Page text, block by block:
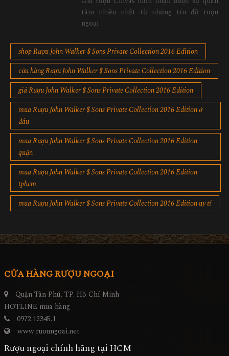
tâm nhiều nhất từ những tín đồ rượu
ngoại
shop Rượu John Walker $ Sons Private Collection 2016 Edition
cửa hàng Rượu John Walker $ Sons Private Collection 2016 Edition
giá Rượu John Walker $ Sons Private Collection 2016 Edition
mua Rượu John Walker $ Sons Private Collection 2016 Edition ở
đâu
mua Rượu John Walker $ Sons Private Collection 2016 Edition
quận
mua Rượu John Walker $ Sons Private Collection 2016 Edition
tphcm
mua Rượu John Walker $ Sons Private Collection 2016 Edition uy tí
CỬA HÀNG RƯỢU NGOẠI
Quận Tân Phú, TP. Hồ Chí Minh
HOTLINE mua hàng
0972.12345.1
www.ruoungoai.net
Rượu ngoại chính hãng tại HCM